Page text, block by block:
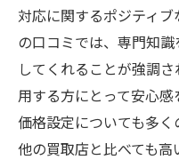
対応に関するポジティ
の口コミでは、専門知
してくれることが強調
用する方にとって安心
価格設定についても多く
他の買取店と比べても